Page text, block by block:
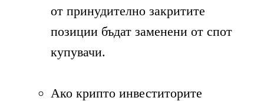
от принудително закритите
позиции бъдат заменени от спот
купувачи.
Ако крипто инвеститорите